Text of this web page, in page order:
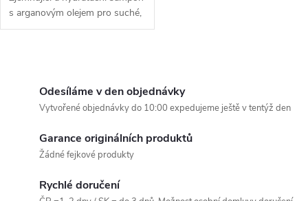
s arganovým olejem pro suché,
křehké a lámavé vlasy.
Odesíláme v den objednávky
Vytvořené objednávky do 10:00 expedujeme ještě v tentýž den
Garance originálních produktů
Žádné fejkové produkty
Rychlé doručení